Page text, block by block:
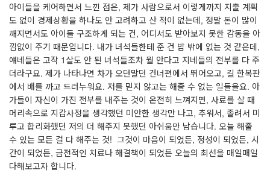
아이들을 케어하면서 느낀 점은, 제가 사람으로서 이렇게까지 지출 계획
도 없이 경제상황을 하나도 안 고려하고 산 적이 없는데, 정말 돈이 많이
깨지면서도 아이들 구조하게 되는 건, 어디서도 받아보지 못한 감동을 아
낌없이 주기 때문입니다. 내가 녀석들한테 준 건 밥 밖에 없는 것 같은데,
얘네들은 고작 1살도 안 된 녀석들조차 뭘 안다고 지네들의 전부를 다 주
더라구요. 제가 나타나면 차가 오던말던 건너편에서 뛰어오고, 길 한복판
에서 배를 까고 드러누워요. 저를 믿지 않고는 해줄 수 없는 일들을요. 아
가들이 자신이 가진 전부를 내주는 것이 온전히 느껴지면, 사료를 살 때
머리속으로 지갑사정을 생각했던 미안한 생각만 나고, 추워서, 졸려서 미
루고 합리화했던 저의 더 해주지 못했던 아쉬움만 남습니다. 오늘 해줄
수 있는 모든 걸 다 해주는 것! 그것이 마음이 되었든, 정성이 되었든, 시
간이 되었든, 금전적인 치료나 해결책이 되었든 오늘의 최선을 매일매일
다해보고자 합니다.